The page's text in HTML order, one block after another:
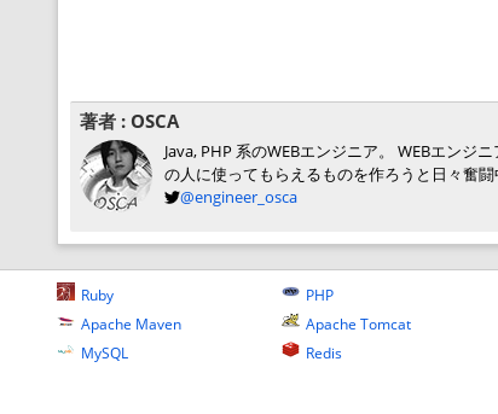
著者 : OSCA
Java, PHP 系のWEBエンジニア。 WEBエンジ
の人に使ってもらえるものを作ろうと日々奮闘
@engineer_osca
Ruby PHP
Apache Maven
Apache Tomcat
MySQL
Redis